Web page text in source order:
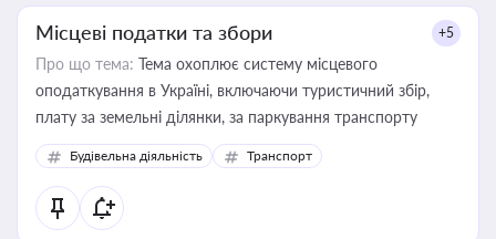
Місцеві податки та збори +5
Про що тема: Тема охоплює систему місцевого
оподаткування в Україні, включаючи туристичний збір,
плату за земельні ділянки, за паркування транспорту
Будівельна діяльність Транспорт